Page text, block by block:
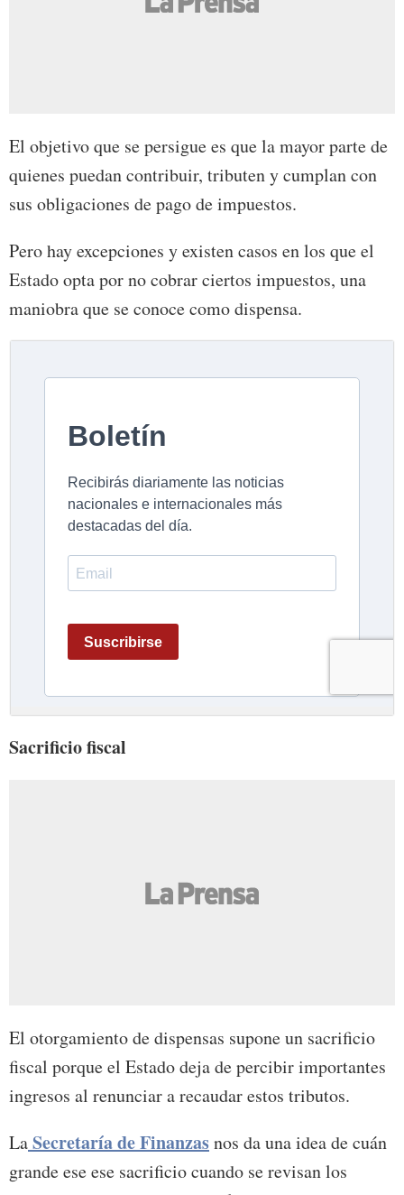
El objetivo que se persigue es que la mayor parte de
quienes puedan contribuir, tributen y cumplan con
sus obligaciones de pago de impuestos.
Pero hay excepciones y existen casos en los que el
Estado opta por no cobrar ciertos impuestos, una
maniobra que se conoce como dispensa.
Sacrificio fiscal
El otorgamiento de dispensas supone un sacrificio
fiscal porque el Estado deja de percibir importantes
ingresos al renunciar a recaudar estos tributos.
LaSecretaría de Finanzasnos da una idea de cuán
grande ese ese sacrificio cuando se revisan los